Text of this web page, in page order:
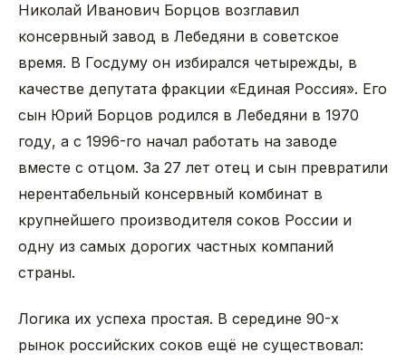
Николай Иванович Борцов возглавил
консервный завод в Лебедяни в советское
время. В Госдуму он избирался четырежды, в
качестве депутата фракции «Единая Россия». Его
сын Юрий Борцов родился в Лебедяни в 1970
году, а с 1996-го начал работать на заводе
вместе с отцом. За 27 лет отец и сын превратили
нерентабельный консервный комбинат в
крупнейшего производителя соков России и
одну из самых дорогих частных компаний
страны.
Логика их успеха простая. В середине 90-х
рынок российских соков ещё не существовал: